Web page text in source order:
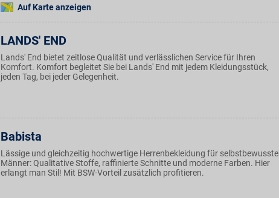
Auf Karte anzeigen
LANDS' END
Lands' End bietet zeitlose Qualität und verlässlichen Service für Ihren
Komfort. Komfort begleitet Sie bei Lands' End mit jedem Kleidungsstück,
jeden Tag, bei jeder Gelegenheit.
Babista
Lässige und gleichzeitig hochwertige Herrenbekleidung für selbstbewusste
Männer: Qualitative Stoffe, raffinierte Schnitte und moderne Farben. Hier
erlangt man Stil! Mit BSW-Vorteil zusätzlich profitieren.